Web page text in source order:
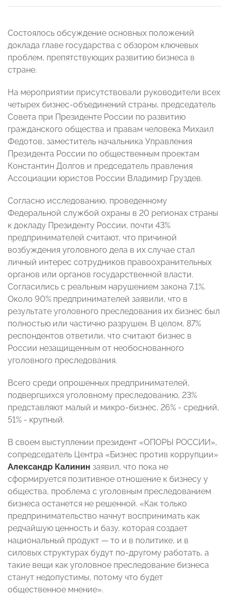
Состоялось обсуждение основных положений
доклада главе государства с обзором ключевых
проблем, препятствующих развитию бизнеса в
стране.
На мероприятии присутствовали руководители всех
четырех бизнес-объединений страны, председатель
Совета при Президенте России по развитию
гражданского общества и правам человека Михаил
Федотов, заместитель начальника Управления
Президента России по общественным проектам
Константин Долгов и председатель правления
Ассоциации юристов России Владимир Груздев.
Согласно исследованию, проведенному
Федеральной службой охраны в 20 регионах страны
к докладу Президенту России, почти 43%
предпринимателей считают, что причиной
возбуждения уголовного дела в их случае стал
личный интерес сотрудников правоохранительных
органов или органов государственной власти.
Согласились с реальным нарушением закона 7,1%.
Около 90% предпринимателей заявили, что в
результате уголовного преследования их бизнес был
полностью или частично разрушен. В целом, 87%
респондентов ответили, что считают бизнес в
России незащищенным от необоснованного
уголовного преследования.
Всего среди опрошенных предпринимателей,
подвергшихся уголовному преследованию, 23%
представляют малый и микро-бизнес, 26% - средний,
51% - крупный.
В своем выступлении президент «ОПОРЫ РОССИИ»,
сопредседатель Центра «Бизнес против коррупции»
Александр Калинин заявил, что пока не
сформируется позитивное отношение к бизнесу у
общества, проблема с уголовным преследованием
бизнеса останется не решенной. «Как только
предпринимательство начнут воспринимать как
редчайшую ценность и базу, которая создает
национальный продукт — то и в политике, и в
силовых структурах будут по-другому работать, а
такие вещи как уголовное преследование бизнеса
станут недопустимы, потому что будет
общественное мнение».